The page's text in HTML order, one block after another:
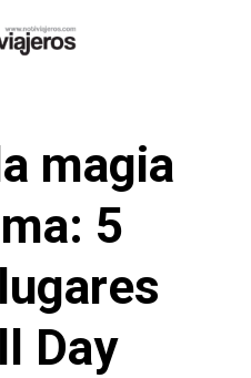
magia
5
Day